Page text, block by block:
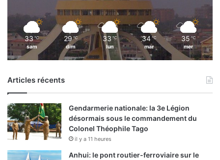
33 ℃
sam
29 ℃
dim
33 ℃
lun
34 ℃
mar
35 ℃
mer
Articles récents
Gendarmerie nationale: la 3e Légion
désormais sous le commandement du
Colonel Théophile Tago
il y a 11 heures
Anhui: le pont routier-ferroviaire sur le